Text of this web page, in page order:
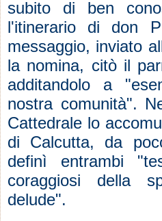
subito di ben
l'itinerario di don
messaggio, inviato
la nomina, citò il
additandolo a
nostra comunità".
Cattedrale lo
di Calcutta, da
definì entrambi
coraggiosi della
delude".